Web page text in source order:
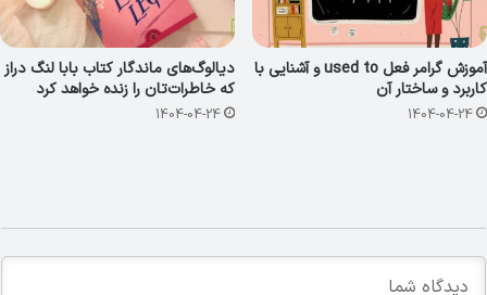
آموزش گرامر فعل used to و آشنایی با
کاربرد و ساختار آن
1404-04-24
دیالوگ‌های ماندگار کتاب بابا لنگ دراز
که خاطرات‌تان را زنده خواهد کرد
1404-04-24